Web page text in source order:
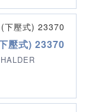
壓式) 23370
HALDER